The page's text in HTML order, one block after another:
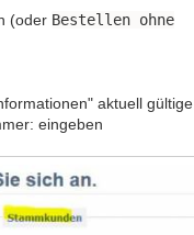
(oder Bestellen ohne
aktuell gültige
eingeben